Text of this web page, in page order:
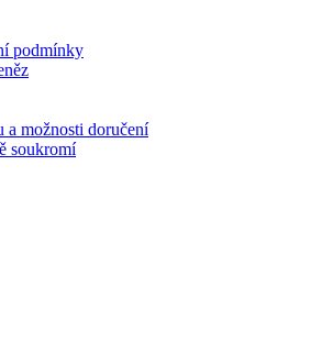
podmínky
a možnosti doručení
soukromí